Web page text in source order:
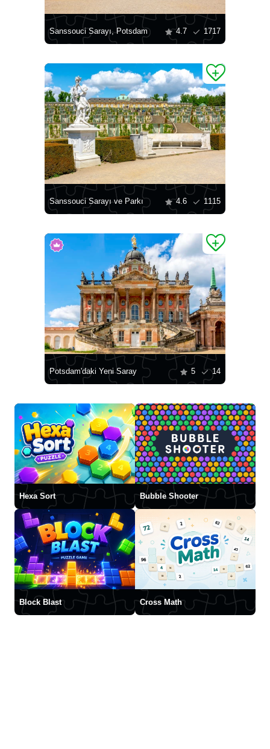
Sanssouci Sarayı, Potsdam 4.7 1717
Sanssouci Sarayı ve Parkı 4.6 1115
Potsdam'daki Yeni Saray 5 14
Hexa Sort Bubble Shooter
Block Blast Cross Math